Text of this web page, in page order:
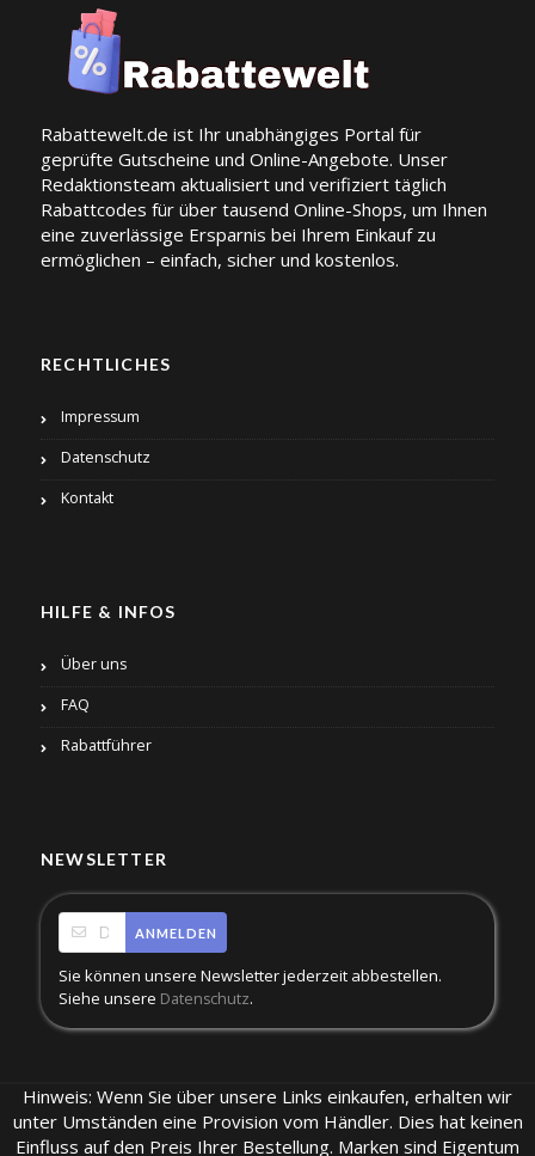
Rabattewelt.de ist Ihr unabhängiges Portal für
geprüfte Gutscheine und Online-Angebote. Unser
Redaktionsteam aktualisiert und verifiziert täglich
Rabattcodes für über tausend Online-Shops, um Ihnen
eine zuverlässige Ersparnis bei Ihrem Einkauf zu
ermöglichen – einfach, sicher und kostenlos.
RECHTLICHES
Impressum
Datenschutz
Kontakt
HILFE & INFOS
Über uns
FAQ
Rabattführer
NEWSLETTER
ANMELDEN
Sie können unsere Newsletter jederzeit abbestellen.
Siehe unsere Datenschutz.
Hinweis: Wenn Sie über unsere Links einkaufen, erhalten wir
unter Umständen eine Provision vom Händler. Dies hat keinen
Einfluss auf den Preis Ihrer Bestellung. Marken sind Eigentum